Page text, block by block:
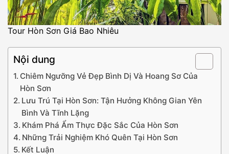
Tour Hòn Sơn Giá Bao Nhiêu
Nội dung
Chiêm Ngưỡng Vẻ Đẹp Bình Dị Và Hoang Sơ Của
Hòn Sơn
Lưu Trú Tại Hòn Sơn: Tận Hưởng Không Gian Yên
Bình Và Tĩnh Lặng
Khám Phá Ẩm Thực Đặc Sắc Của Hòn Sơn
Những Trải Nghiệm Khó Quên Tại Hòn Sơn
Kết Luận